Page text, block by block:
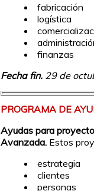
fabricación
logística
finanzas
Fecha fin. 29 de
PROGRAMA DE
Ayudas para
Avanzada. Estos
estrategia
clientes
personas